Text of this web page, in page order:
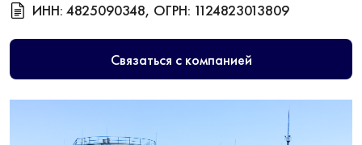
ИНН: 4825090348, ОГРН: 1124823013809
Связаться с компанией